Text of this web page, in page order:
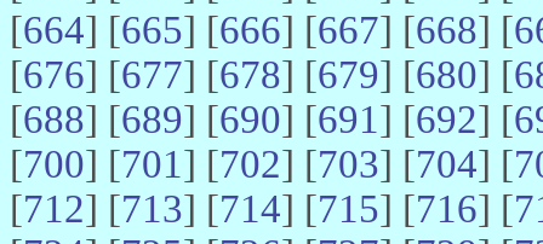
[664] [665] [666] [667] [668] [
[676] [677] [678] [679] [680] [
[688] [689] [690] [691] [692] [
[700] [701] [702] [703] [704] [
[712] [713] [714] [715] [716] [